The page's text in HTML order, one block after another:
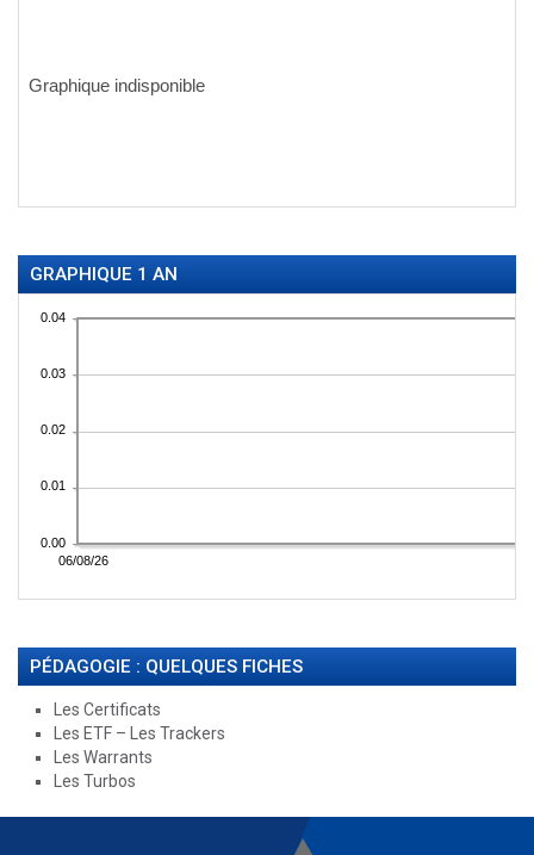
GRAPHIQUE 1 AN
PÉDAGOGIE : QUELQUES FICHES
Les Certificats
Les ETF – Les Trackers
Les Warrants
Les Turbos